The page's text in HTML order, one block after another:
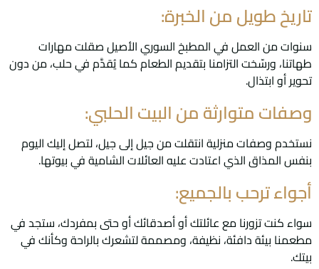
تاريخ طويل من الخبرة:
سنوات من العمل في المطبخ السوري الأصيل صقلت مهارات
طهاتنا، ورسّخت التزامنا بتقديم الطعام كما يُقدَّم في حلب، من دون
تحوير أو ابتذال.
وصفات متوارثة من البيت الحلبي:
نستخدم وصفات منزلية انتقلت من جيل إلى جيل، لتصل إليك اليوم
بنفس المذاق الذي اعتادت عليه العائلات الشامية في بيوتها.
أجواء ترحب بالجميع:
سواء كنت تزورنا مع عائلتك أو أصدقائك أو حتى بمفردك، ستجد في
مطعمنا بيئة دافئة، نظيفة، ومصممة لتشعرك بالراحة وكأنك في
بيتك.